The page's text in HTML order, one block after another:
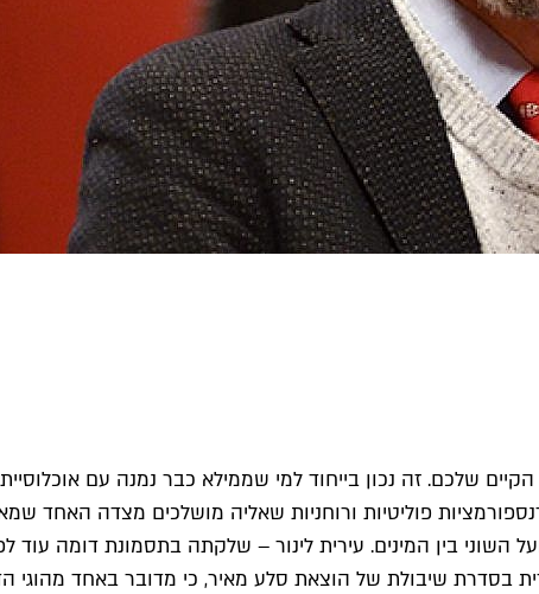
שלכם. זה נכון בייחוד למי שממילא כבר נמנה עם
פוליטיות ורוחניות שאליה מושלכים מצדה האחד
בין המינים. עירית לינור – שלקתה בתסמונת דומה עוד
חוקים לחיים", שתורגם החודש לעברית בסדרת שיבולת של הוצאת סלע מאיר, כי